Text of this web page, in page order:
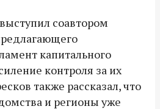
соавтором
капитального
контроля за их
также рассказал, что
и регионы уже